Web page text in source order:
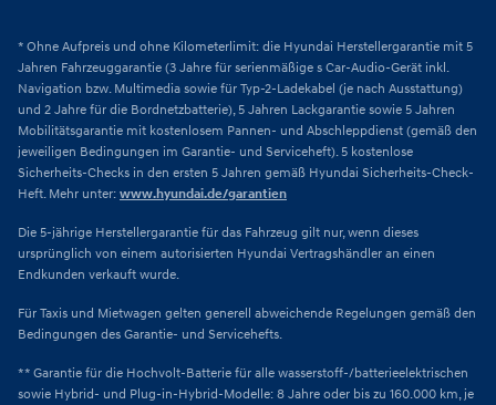
* Ohne Aufpreis und ohne Kilometerlimit: die Hyundai Herstellergarantie mit 5
Jahren Fahrzeuggarantie (3 Jahre für serienmäßige s Car-Audio-Gerät inkl.
Navigation bzw. Multimedia sowie für Typ-2-Ladekabel (je nach Ausstattung)
und 2 Jahre für die Bordnetzbatterie), 5 Jahren Lackgarantie sowie 5 Jahren
Mobilitätsgarantie mit kostenlosem Pannen- und Abschleppdienst (gemäß den
jeweiligen Bedingungen im Garantie- und Serviceheft). 5 kostenlose
Sicherheits-Checks in den ersten 5 Jahren gemäß Hyundai Sicherheits-Check-
Heft. Mehr unter: www.hyundai.de/garantien
Die 5-jährige Herstellergarantie für das Fahrzeug gilt nur, wenn dieses
ursprünglich von einem autorisierten Hyundai Vertragshändler an einen
Endkunden verkauft wurde.
Für Taxis und Mietwagen gelten generell abweichende Regelungen gemäß den
Bedingungen des Garantie- und Servicehefts.
** Garantie für die Hochvolt-Batterie für alle wasserstoff-/batterieelektrischen
sowie Hybrid- und Plug-in-Hybrid-Modelle: 8 Jahre oder bis zu 160.000 km, je